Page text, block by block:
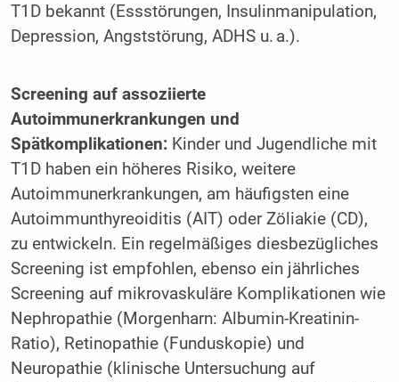
T1D bekannt (Essstörungen, Insulinmanipulation,
Depression, Angststörung, ADHS u. a.).
Screening auf assoziierte
Autoimmunerkrankungen und
Spätkomplikationen: Kinder und Jugendliche mit
T1D haben ein höheres Risiko, weitere
Autoimmunerkrankungen, am häufigsten eine
Autoimmunthyreoiditis (AIT) oder Zöliakie (CD),
zu entwickeln. Ein regelmäßiges diesbezügliches
Screening ist empfohlen, ebenso ein jährliches
Screening auf mikrovaskuläre Komplikationen wie
Nephropathie (Morgenharn: Albumin-Kreatinin-
Ratio), Retinopathie (Funduskopie) und
Neuropathie (klinische Untersuchung auf